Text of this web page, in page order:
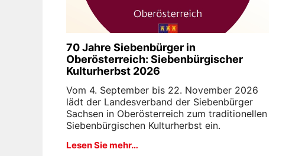
70 Jahre Siebenbürger in
Oberösterreich: Siebenbürgischer
Kulturherbst 2026
Vom 4. September bis 22. November 2026
lädt der Landesverband der Siebenbürger
Sachsen in Oberösterreich zum traditionellen
Siebenbürgischen Kulturherbst ein.
Lesen Sie mehr…